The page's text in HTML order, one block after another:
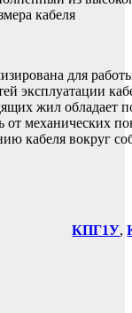
кабеля
для
эксплуатации
жил
от механических
кабеля вокруг
КПГ1У,